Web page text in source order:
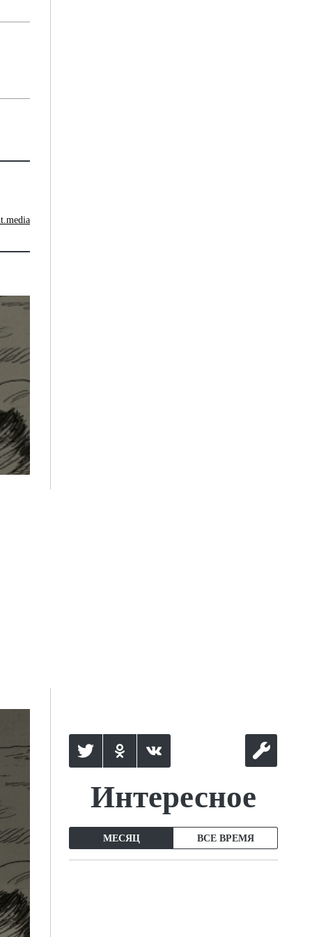
Интересное
МЕСЯЦ ВСЕ ВРЕМЯ